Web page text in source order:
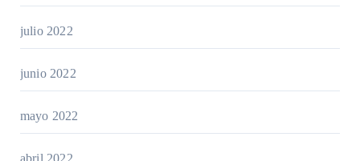
julio 2022
junio 2022
mayo 2022
abril 2022